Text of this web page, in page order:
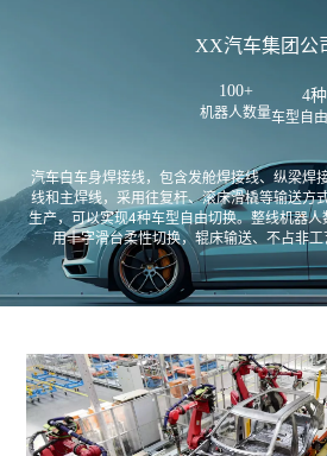
XX汽车集团公
100+
机器人数量
4种
车型自
汽车白车身焊接线，包含发舱焊接线、纵梁焊
线和主焊线，采用往复杆、滚床滑橇等输送方
生产，可以实现4种车型自由切换。整线机器
用十字滑台柔性切换，辊床输送、不占非